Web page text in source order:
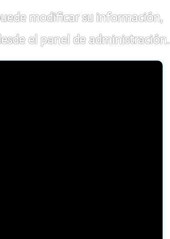
modificar su información,
el panel de administración.